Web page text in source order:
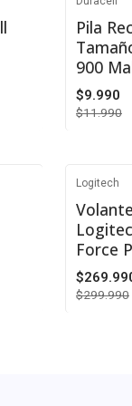
-17%
Pila
900
$9.990
$11.990
-10%
Logitech
Force
$299.990